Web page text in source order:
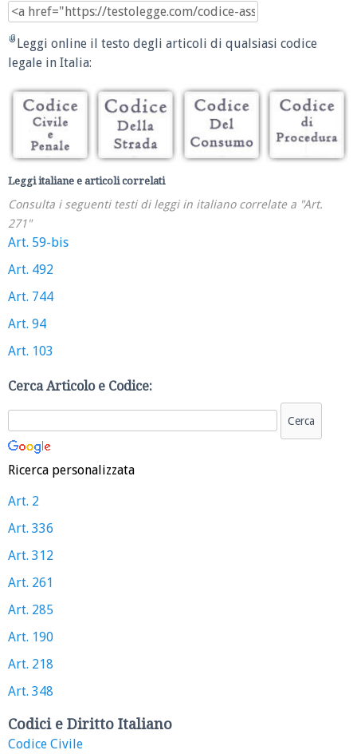
Leggi online il testo degli articoli di qualsiasi codice
legale in Italia:
Leggi italiane e articoli correlati
Consulta i seguenti testi di leggi in italiano correlate a "Art.
271"
Art. 59-bis
Art. 492
Art. 744
Art. 94
Art. 103
Cerca Articolo e Codice:
Ricerca personalizzata
Art. 2
Art. 336
Art. 312
Art. 261
Art. 285
Art. 190
Art. 218
Art. 348
Codici e Diritto Italiano
Codice Civile